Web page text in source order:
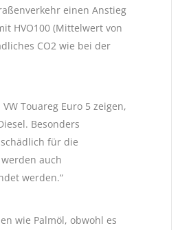
einen Anstieg
HVO100 (Mittelwert von
CO2 wie bei der
Touareg Euro 5 zeigen,
Besonders
für die
auch
werden.“
wie Palmöl, obwohl es